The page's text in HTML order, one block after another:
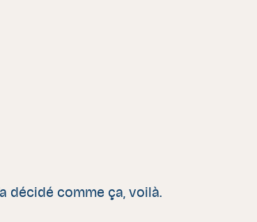
décidé comme ça, voilà.